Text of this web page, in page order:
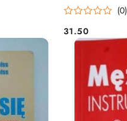
(0)
Cena:
31.50